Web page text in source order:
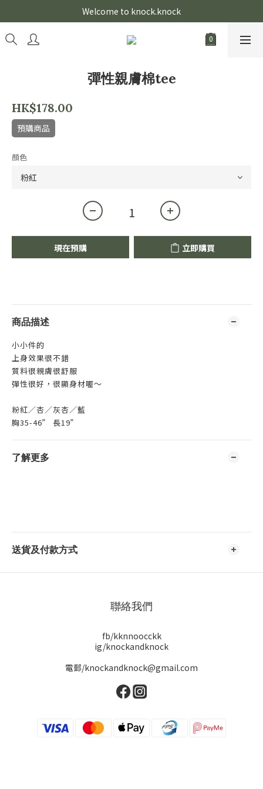
Welcome to knock.knock
彈性親膚棉tee
HK$178.00
預購商品
顏色
現在預購 立即購買
商品描述
小小件的
上身效果很不錯
質料很親膚很舒服
彈性很好， 很顯身材喔～
粉紅／杏／灰杏／藍
胸35-46” 長19”
了解更多
送貨及付款方式
聯絡我們
fb/kknnoocckk
ig/knockandknock
電郵/knockandknock@gmail.com